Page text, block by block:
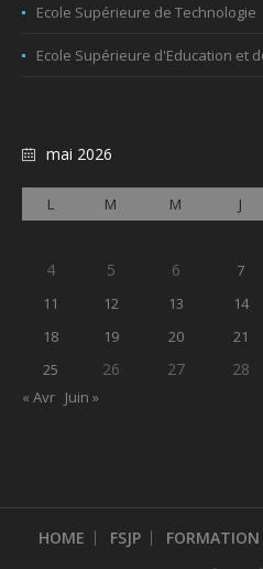
Ecole Supérieure de Technologie
Ecole Supérieure d'Education et
mai 2026
L M M J
4
5 6 7
11 12 13 14
18 19 20 21
25 26 27 28
« Avr Juin »
HOME FSJP FORMATION